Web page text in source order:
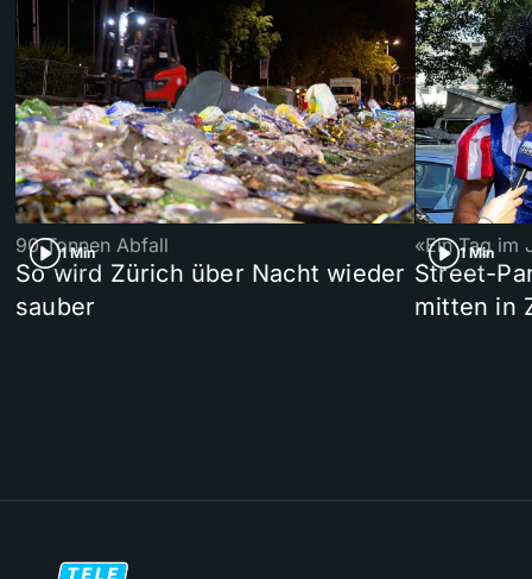
1 Min
90 Tonnen Abfall
So wird Zürich über Nacht wieder
sauber
1 Min
«Ein Tag im
Street-
mitten in